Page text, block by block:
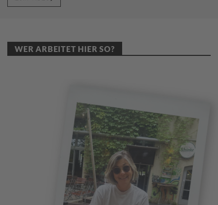
WER ARBEITET HIER SO?